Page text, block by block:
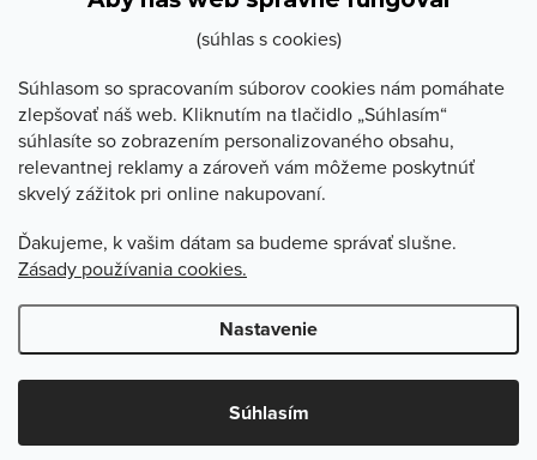
(súhlas s cookies)
Súhlasom so spracovaním súborov cookies nám pomáhate
zlepšovať náš web. Kliknutím na tlačidlo „Súhlasím“
súhlasíte so zobrazením personalizovaného obsahu,
relevantnej reklamy a zároveň vám môžeme poskytnúť
skvelý zážitok pri online nakupovaní.
Ďakujeme, k vašim dátam sa budeme správať slušne.
Zásady používania cookies.
Nastavenie
Súhlasím
O Stevula
Poradňa
Copyright 2026Stevula.sk. Všetky práva vyhradené.Upraviť
nastavenie cookies